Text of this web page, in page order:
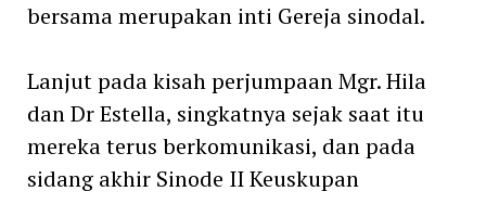
bersama merupakan inti Gereja sinodal.
Lanjut pada kisah perjumpaan Mgr. Hila
dan Dr Estella, singkatnya sejak saat itu
mereka terus berkomunikasi, dan pada
sidang akhir Sinode II Keuskupan